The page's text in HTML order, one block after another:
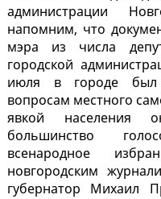
администрации
напомним, что
мэра из числа
городской
июля в городе был
вопросам местного
явкой населения
большинство
всенародное
новгородским
губернатор Михаил